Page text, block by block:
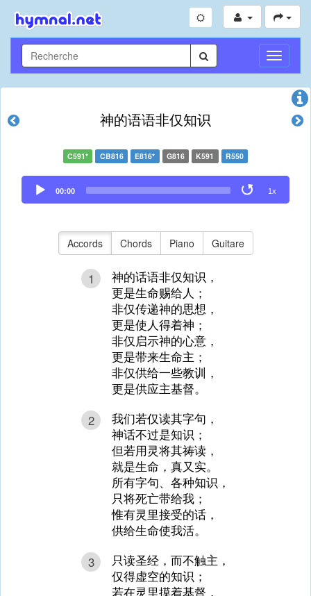
Toggle
神的语语非仅知识
C591* CB816 E816* G816 K591 R550
Audio
Player
00:00 1x
Accords Chords Piano Guitare
1
神的话语非仅知识，
更是生命赐给人；
非仅传递神的思想，
更是使人得着神；
非仅启示神的心意，
更是带来生命主；
非仅供给一些教训，
更是供应主基督。
2
我们若仅读其字句，
神话不过是知识；
但若用灵将其祷读，
就是生命，真又实。
所有字句、各种知识，
只将死亡带给我；
惟有灵里接受的话，
供给生命使我活。
3
只读圣经，而不触主，
仅得虚空的知识；
若在灵里摸着基督，